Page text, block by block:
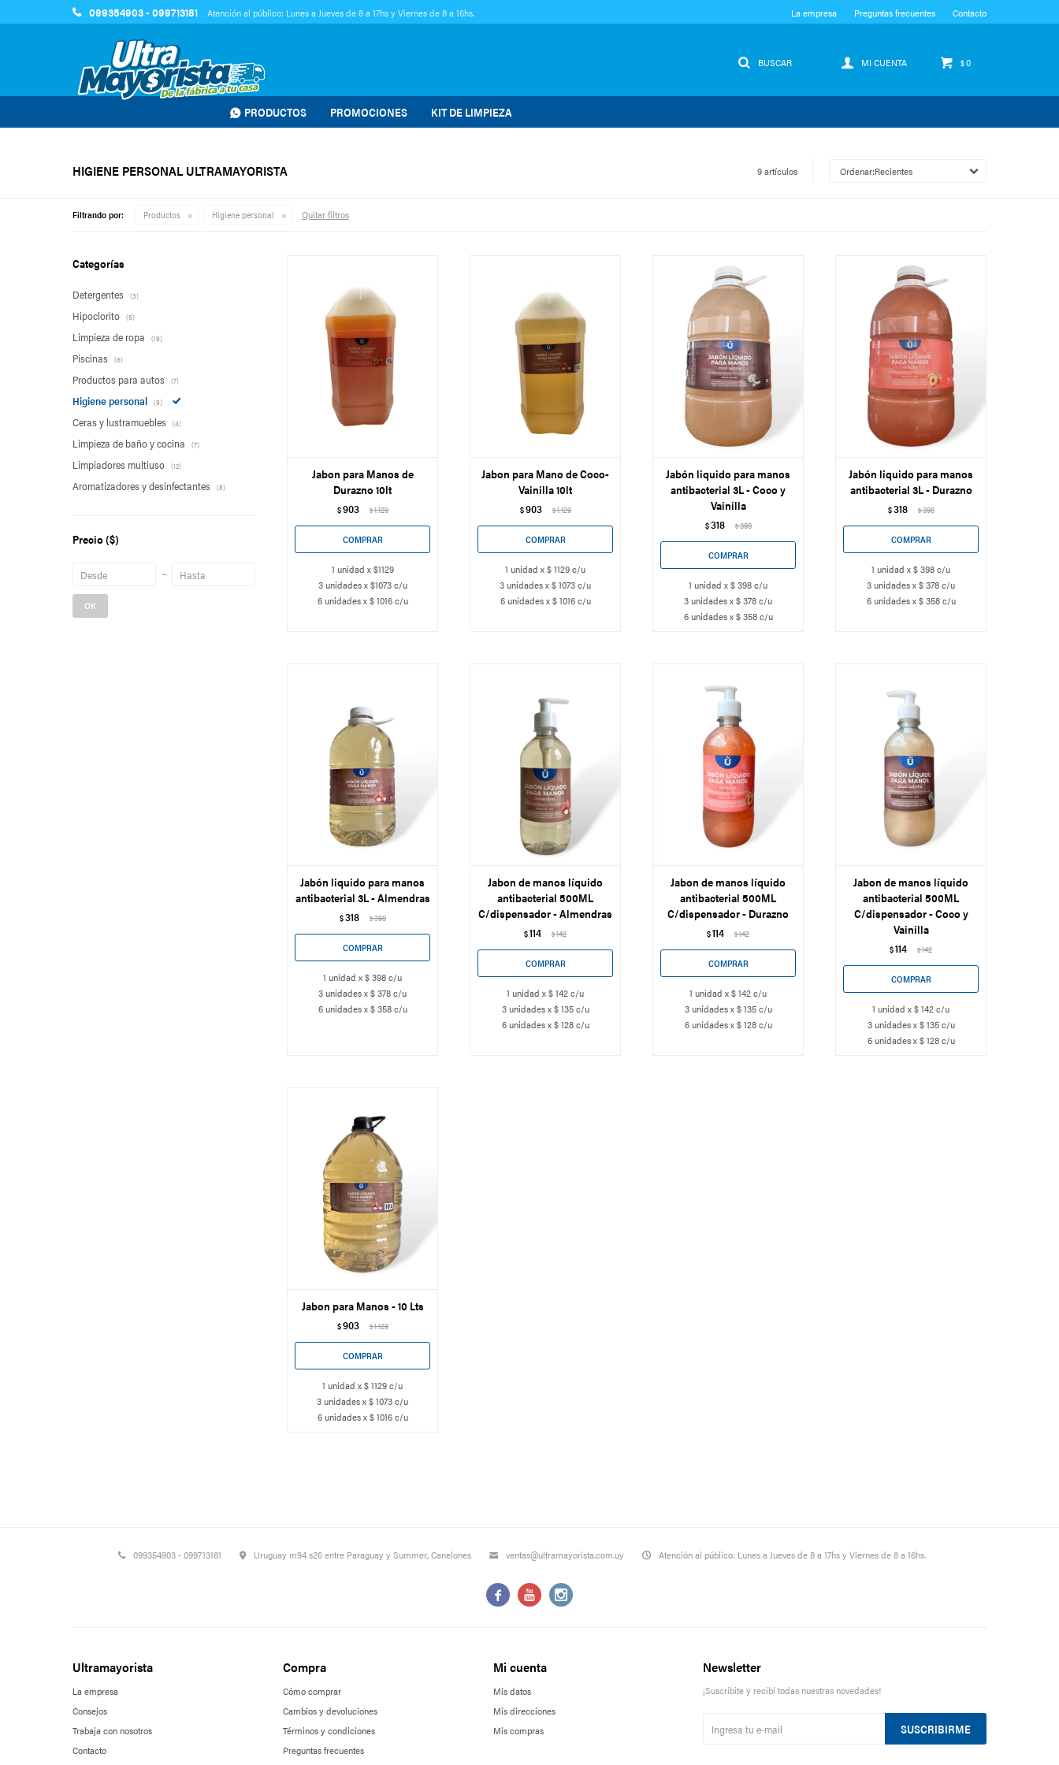
PRODUCTOS PROMOCIONES KIT DE LIMPIEZA
$0
099354903 - 099713181 Atención al público: Lunes a Jueves de 8 a 17hs y Viernes de 8 a 16hs. La empresa Preguntas frecuentes Contacto
HIGIENE PERSONAL ULTRAMAYORISTA 9 artículos Recientes
Filtrando por: Productos Higiene personal Quitar filtros
Jabon para Manos de
Durazno 10lt
$903 $1.129
1 unidad x $1129
3 unidades x $1073 c/u
6 unidades x $ 1016 c/u
Jabon para Mano de Coco-
Vainilla 10lt
$903 $1.129
1 unidad x $ 1129 c/u
3 unidades x $ 1073 c/u
6 unidades x $ 1016 c/u
Jabón liquido para manos
antibacterial 3L - Coco y
Vainilla
$318 $398
1 unidad x $ 398 c/u
3 unidades x $ 378 c/u
6 unidades x $ 358 c/u
Jabón liquido para manos
antibacterial 3L - Durazno
$318 $398
1 unidad x $ 398 c/u
3 unidades x $ 378 c/u
6 unidades x $ 358 c/u
Jabón liquido para manos
antibacterial 3L - Almendras
$318 $398
1 unidad x $ 398 c/u
3 unidades x $ 378 c/u
6 unidades x $ 358 c/u
Jabon de manos líquido
antibacterial 500ML
C/dispensador - Almendras
$114 $142
1 unidad x $ 142 c/u
3 unidades x $ 135 c/u
6 unidades x $ 128 c/u
Jabon de manos líquido
antibacterial 500ML
C/dispensador - Durazno
$114 $142
1 unidad x $ 142 c/u
3 unidades x $ 135 c/u
6 unidades x $ 128 c/u
Jabon de manos líquido
antibacterial 500ML
C/dispensador - Coco y
Vainilla
$114 $142
1 unidad x $ 142 c/u
3 unidades x $ 135 c/u
6 unidades x $ 128 c/u
Jabon para Manos - 10 Lts
$903 $1.129
1 unidad x $ 1129 c/u
3 unidades x $ 1073 c/u
6 unidades x $ 1016 c/u
Categorías
Detergentes (3)
Hipoclorito (5)
Limpieza de ropa (19)
Piscinas (6)
Productos para autos (7)
Higiene personal (9)
Ceras y lustramuebles (4)
Limpieza de baño y cocina (7)
Limpiadores multiuso (12)
Aromatizadores y desinfectantes (8)
Precio($)
OK
099354903 - 099713181 Uruguay m94 s26 entre Paraguay y Summer, Canelones ventas@ultramayorista.com.uy Atención al público: Lunes a Jueves de 8 a 17hs y Viernes de 8 a 16hs.
  
Ultramayorista
La empresa
Consejos
Trabaja con nosotros
Contacto
Compra
Cómo comprar
Cambios y devoluciones
Términos y condiciones
Preguntas frecuentes
Mi cuenta
Mis datos
Mis direcciones
Mis compras
Newsletter
¡Suscribite y recibí todas nuestras novedades!
SUSCRIBIRME